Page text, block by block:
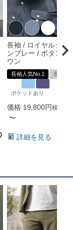
長袖 / ロイヤルシャ
ンブレー / ボタンダ
ウン
長袖人気No.1 長袖
ポケットあり
価格 19,800 税込
〜
詳細を見る